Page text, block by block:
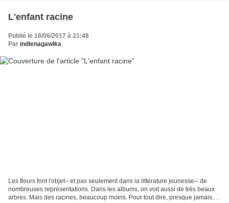
L'enfant racine
Publié le 18/06/2017 à 21:48
Par indienagawika
Les fleurs font l'objet– et pas seulement dans la littérature jeunesse-- de
nombreuses représentations. Dans les albums, on voit aussi de très beaux
arbres. Mais des racines, beaucoup moins. Pour tout dire, presque jamais.